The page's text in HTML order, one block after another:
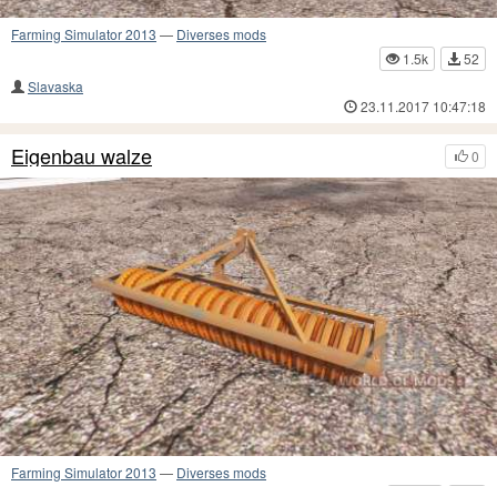
Farming Simulator 2013 — Diverses mods
1.5k
52
Slavaska
23.11.2017 10:47:18
0
Eigenbau walze
Farming Simulator 2013 — Diverses mods